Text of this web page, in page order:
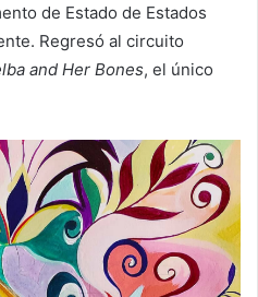
de Estado de Estados
Regresó al circuito
and Her Bones, el único